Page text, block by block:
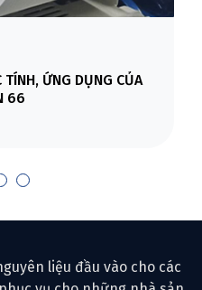
ỨNG DỤNG CỦA
66
liệu đầu vào cho các